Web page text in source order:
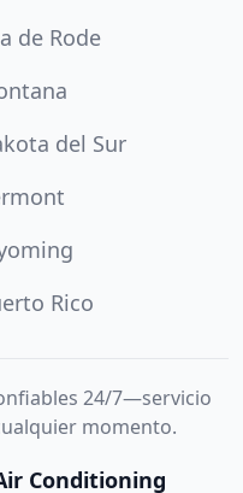
de Rode
del Sur
Rico
24/7—servicio
momento.
Conditioning